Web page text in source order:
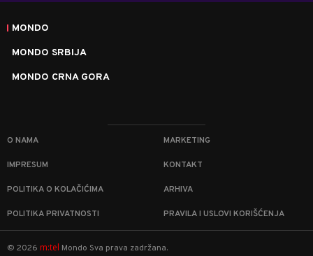
MONDO
MONDO SRBIJA
MONDO CRNA GORA
O NAMA MARKETING
IMPRESUM KONTAKT
POLITIKA O KOLAČIĆIMA ARHIVA
POLITIKA PRIVATNOSTI PRAVILA I USLOVI KORIŠĆENJA
© 2026 m:tel Mondo Sva prava zadržana.